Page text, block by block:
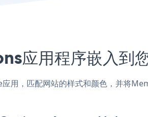
用程序嵌入到
用，匹配网站的样式和颜色，并将